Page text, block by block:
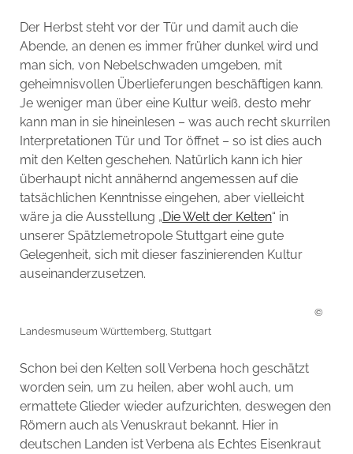
LINK-SAMMLUNG
ARTIKEL-ARCHIV
ONLINE-SHOP
DAS ALZD-TEAM
Der Herbst steht vor der Tür und damit auch die
Abende, an denen es immer früher dunkel wird und
man sich, von Nebelschwaden umgeben, mit
geheimnisvollen Überlieferungen beschäftigen kann.
Je weniger man über eine Kultur weiß, desto mehr
kann man in sie hineinlesen – was auch recht skurrilen
Interpretationen Tür und Tor öffnet – so ist dies auch
mit den Kelten geschehen. Natürlich kann ich hier
überhaupt nicht annähernd angemessen auf die
tatsächlichen Kenntnisse eingehen, aber vielleicht
wäre ja die Ausstellung „Die Welt der Kelten“ in
unserer Spätzlemetropole Stuttgart eine gute
Gelegenheit, sich mit dieser faszinierenden Kultur
auseinanderzusetzen.
©
Landesmuseum Württemberg, Stuttgart
Schon bei den Kelten soll Verbena hoch geschätzt
worden sein, um zu heilen, aber wohl auch, um
ermattete Glieder wieder aufzurichten, deswegen den
Römern auch als Venuskraut bekannt. Hier in
deutschen Landen ist Verbena als Echtes Eisenkraut